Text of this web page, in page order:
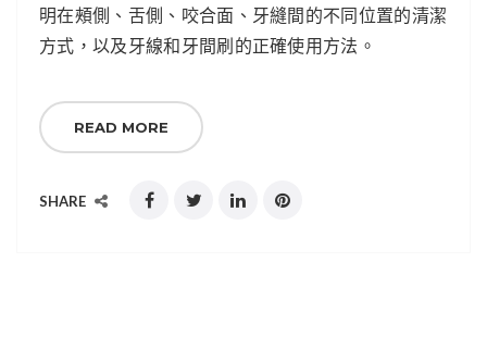
明在頰側、舌側、咬合面、牙縫間的不同位置的清潔
方式，以及牙線和牙間刷的正確使用方法。
READ MORE
SHARE